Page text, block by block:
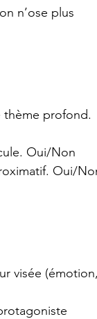
n’ose plus
thème profond.
Oui/Non
Oui/
visée (émotion,